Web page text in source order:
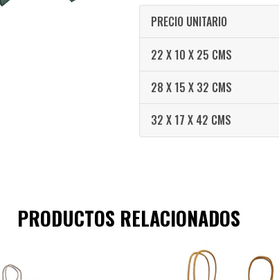
PRECIO UNITARIO
22 X 10 X 25 CMS
28 X 15 X 32 CMS
32 X 17 X 42 CMS
PRODUCTOS RELACIONADOS